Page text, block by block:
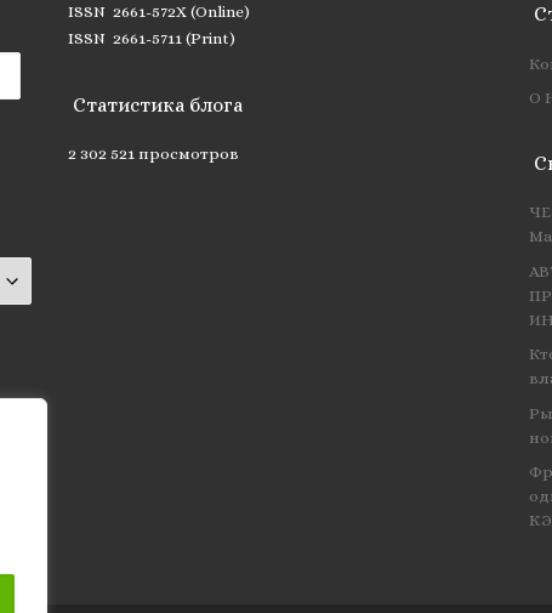
ISSN 2661-572X (Online)
ISSN 2661-5711 (Print)
Статистика блога
2 302 521 просмотров
О